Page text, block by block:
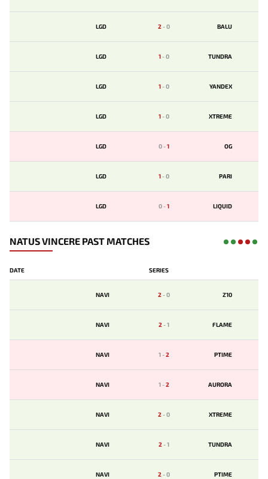
LGD 2-0 BALU
LGD 1-0 TUNDRA
LGD 1-0 YANDEX
LGD 1-0 XTREME
LGD 0-1 OG
LGD 1-0 PARI
LGD 0-1 LIQUID
NATUS VINCERE PAST MATCHES
DATE SERIES
NAVI 2-0 Z10
NAVI 2-1 FLAME
NAVI 1-2 PTIME
NAVI 1-2 AURORA
NAVI 2-0 XTREME
NAVI 2-1 TUNDRA
NAVI 2-0 PTIME